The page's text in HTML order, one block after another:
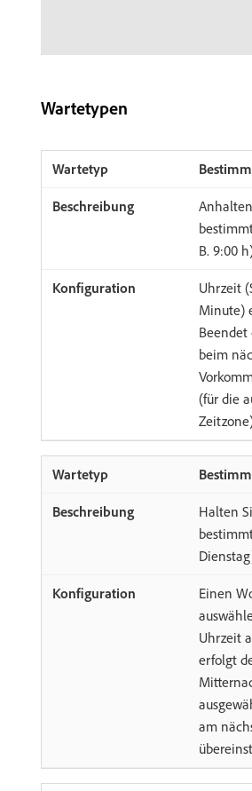
Wartetypen
B. 9:00
Uhrzeit
Minute)
Beendet
beim
(für die
Halten
Einen
Uhrzeit
erfolgt
am